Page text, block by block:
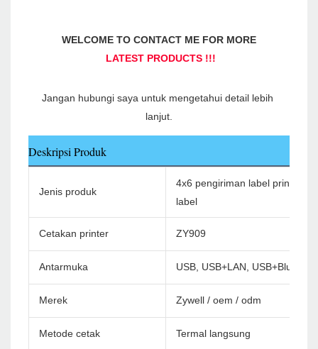
Jangan hubungi saya untuk mengetahui detail lebih
Deskripsi Produk
Jenis produk
4x6 pengiriman label printer
label
Cetakan printer ZY909
Antarmuka USB, USB+LAN,
Merek Zywell / oem / odm
Metode cetak Termal langsung